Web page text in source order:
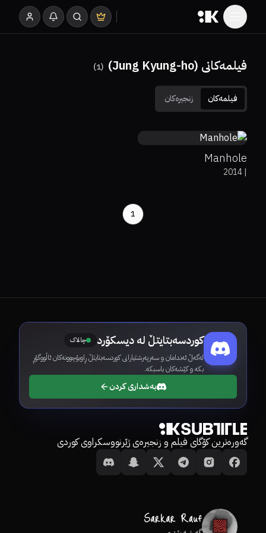
فیلمەکانی (Jung Kyung-ho) (
1
)
فیلمەکان زنجیرەکان 5.2
0%
0%
Manhole
|
2014
1
کوردسەبتایتڵ لە دیسکۆرد چالاک
لەگەڵ ئەندامان و سەرپەرشتیارانی کوردسەبتایتڵ ڕاوبۆچوونەکان ئاڵووگۆڕ
بکە و کێشەکان باسبکە.
بەشداری کردن
گەورەترین کۆگای فیلم و زنجیرەی ژێرنووسکراوی کوردی